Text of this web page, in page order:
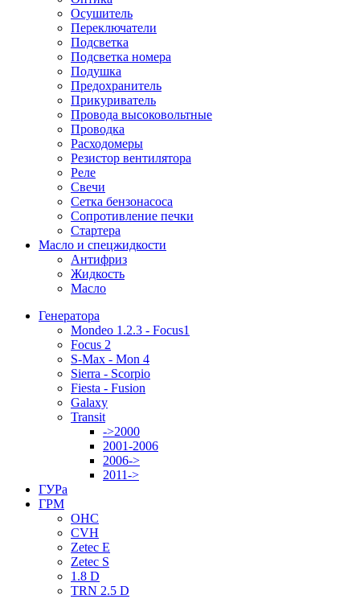
Осушитель
Переключатели
Подсветка
Подсветка номера
Подушка
Предохранитель
Прикуриватель
Провода высоковольтные
Проводка
Расходомеры
Резистор вентилятора
Реле
Свечи
Сетка бензонасоса
Сопротивление печки
Стартера
Масло и спецжидкости
Антифриз
Жидкость
Масло
Генератора
Mondeo 1.2.3 - Focus1
Focus 2
S-Max - Mon 4
Sierra - Scorpio
Fiesta - Fusion
Galaxy
Transit
->2000
2001-2006
2006->
2011->
ГУРа
ГРМ
OHC
CVH
Zetec E
Zetec S
1.8 D
TRN 2.5 D